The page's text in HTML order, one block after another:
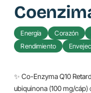
Energía Corazón
Rendimiento
✨Co-Enzyma Q10
ubiquinona (100 mg/cáp)